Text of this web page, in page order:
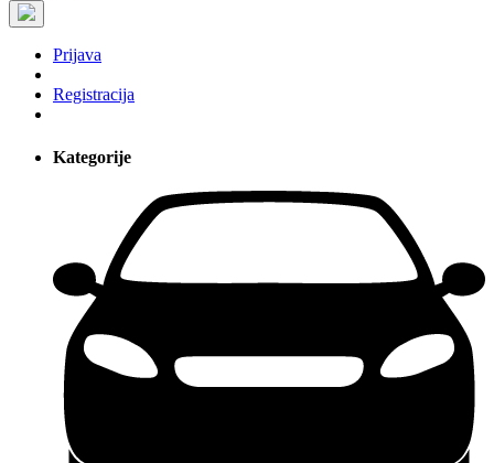
Prijava
Registracija
Kategorije